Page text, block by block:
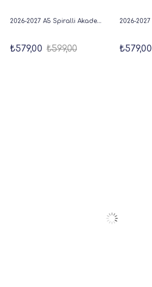
2026-2027 A5 Spiralli Akademik Haftalık Ajanda 16 Aylık - Bordo
₺579,00 ₺599,00 ₺579,00